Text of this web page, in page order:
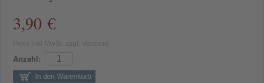
3,90 €
Anzahl: